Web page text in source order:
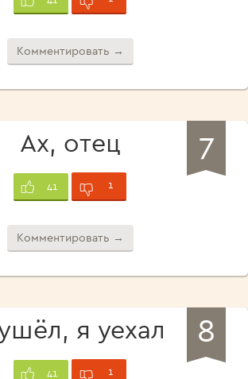
Комментировать →
7
Ах, отец
41 1
Комментировать →
8
я уехал
41 1